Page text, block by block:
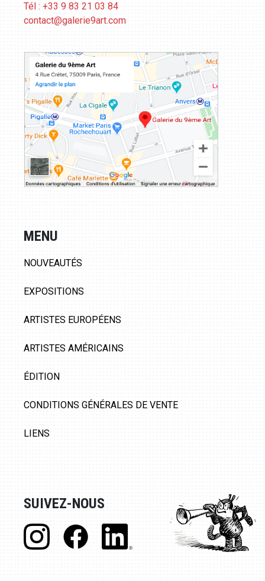
Tél : +33 9 83 21 03 84
contact@galerie9art.com
MENU
NOUVEAUTÉS
EXPOSITIONS
ARTISTES EUROPÉENS
ARTISTES AMÉRICAINS
ÉDITION
CONDITIONS GÉNÉRALES DE VENTE
LIENS
SUIVEZ-NOUS